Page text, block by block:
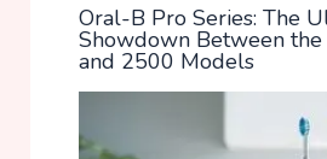
Oral-B Pro Series: The
Showdown Between
and 2500 Models